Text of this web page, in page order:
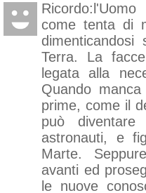
come tenta di
Terra. La
legata alla
Quando
prime, come il
può
astronauti, e
Marte.
avanti ed
le nuove